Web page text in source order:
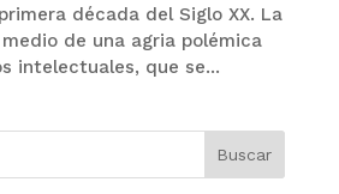
década del Siglo XX. La
de una agria polémica
intelectuales, que se...